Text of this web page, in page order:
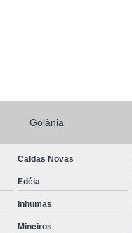
Goiânia
Caldas Novas
Edéia
Inhumas
Mineiros